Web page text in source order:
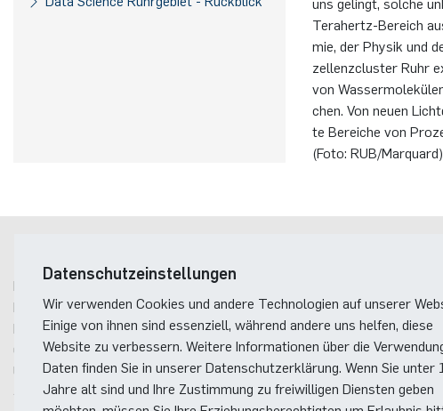
Tera­hertz-Be­reich
mie, der Phy­sik und
zel­lenz­clus­ter Ruhr
von
chen. Von neuen
te Be­rei­che von
(Foto: RUB/Mar­quard)
Ruhr-Universität Bochum
Fakultät für Elektrotechnik und Informationstechnik
Dekanat
Gebäude ID, Postfach11
Universitätsstraße 150
44801Bochum
E-
Datenschutzeinstellungen
Wir verwenden Cookies und andere Technologien auf unserer
Einige von ihnen sind essenziell, während andere uns helfen, diese
Website zu verbessern. Weitere Informationen über die
Daten finden Sie in unserer Datenschutzerklärung. Wenn Sie unter
Jahre alt sind und Ihre Zustimmung zu freiwilligen Diensten geben